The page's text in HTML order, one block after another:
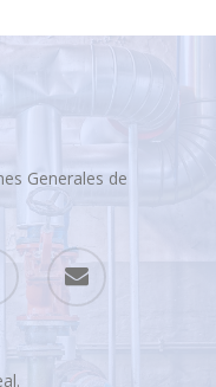
Generales de